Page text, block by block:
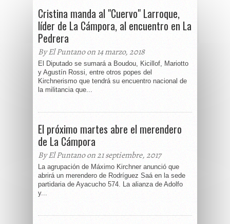
Cristina manda al "Cuervo" Larroque,
líder de La Cámpora, al encuentro en La
Pedrera
By El Puntano on 14 marzo, 2018
El Diputado se sumará a Boudou, Kicillof, Mariotto
y Agustín Rossi, entre otros popes del
Kirchnerismo que tendrá su encuentro nacional de
la militancia que...
El próximo martes abre el merendero
de La Cámpora
By El Puntano on 21 septiembre, 2017
La agrupación de Máximo Kirchner anunció que
abrirá un merendero de Rodríguez Saá en la sede
partidaria de Ayacucho 574. La alianza de Adolfo
y...